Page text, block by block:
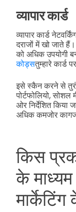
व्यापार कार्ड
व्यापार कार्ड
दराजों में खो जाते
को अधिक उपयोगी
कोड्सतुम्हारे कार्ड
इसे स्कैन करने से
पोर्टफोलियो,
ओर निर्देशित
अधिक कमजोर
किस
के